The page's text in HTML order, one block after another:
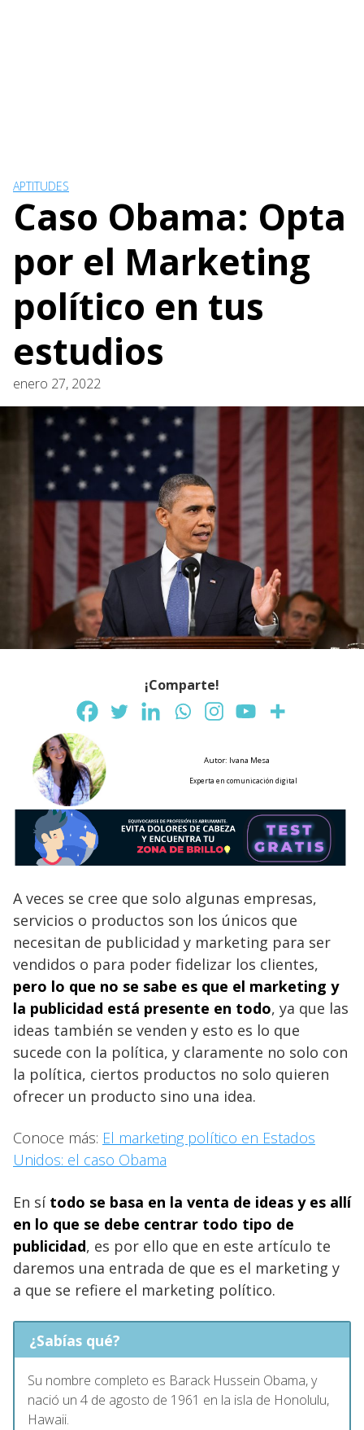
APTITUDES
Caso Obama: Opta
por el Marketing
político en tus
estudios
enero 27, 2022
¡Comparte!
Autor: Ivana Mesa
Experta en comunicación digital
A veces se cree que solo algunas empresas,
servicios o productos son los únicos que
necesitan de publicidad y marketing para ser
vendidos o para poder fidelizar los clientes,
pero lo que no se sabe es que el marketing y
la publicidad está presente en todo, ya que las
ideas también se venden y esto es lo que
sucede con la política, y claramente no solo con
la política, ciertos productos no solo quieren
ofrecer un producto sino una idea.
Conoce más: El marketing político en Estados
Unidos: el caso Obama
En sí todo se basa en la venta de ideas y es allí
en lo que se debe centrar todo tipo de
publicidad, es por ello que en este artículo te
daremos una entrada de que es el marketing y
a que se refiere el marketing político.
¿Sabías qué?
Su nombre completo es Barack Hussein Obama, y
nació un 4 de agosto de 1961 en la isla de Honolulu,
Hawaii.